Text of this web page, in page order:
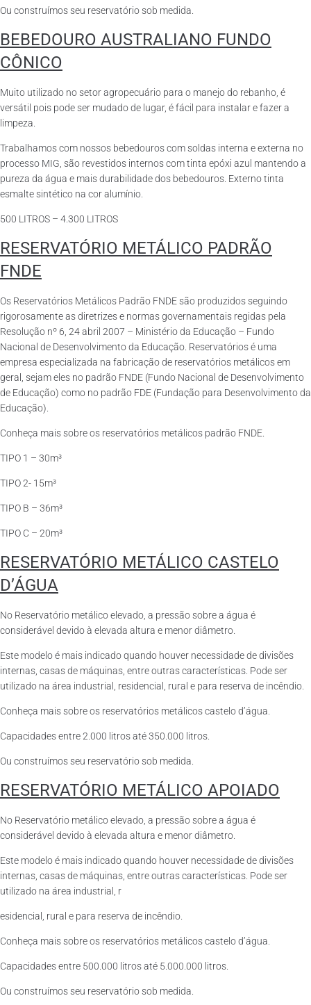
Ou construímos seu reservatório sob medida.
BEBEDOURO AUSTRALIANO FUNDO
CÔNICO
Muito utilizado no setor agropecuário para o manejo do rebanho, é
versátil pois pode ser mudado de lugar, é fácil para instalar e fazer a
limpeza.
Trabalhamos com nossos bebedouros com soldas interna e externa no
processo MIG, são revestidos internos com tinta epóxi azul mantendo a
pureza da água e mais durabilidade dos bebedouros. Externo tinta
esmalte sintético na cor alumínio.
500 LITROS – 4.300 LITROS
RESERVATÓRIO METÁLICO PADRÃO
FNDE
Os Reservatórios Metálicos Padrão FNDE são produzidos seguindo
rigorosamente as diretrizes e normas governamentais regidas pela
Resolução nº 6, 24 abril 2007 – Ministério da Educação – Fundo
Nacional de Desenvolvimento da Educação. Reservatórios é uma
empresa especializada na fabricação de reservatórios metálicos em
geral, sejam eles no padrão FNDE (Fundo Nacional de Desenvolvimento
de Educação) como no padrão FDE (Fundação para Desenvolvimento da
Educação).
Conheça mais sobre os reservatórios metálicos padrão FNDE.
TIPO 1 – 30m³
TIPO 2- 15m³
TIPO B – 36m³
TIPO C – 20m³
RESERVATÓRIO METÁLICO CASTELO
D’ÁGUA
No Reservatório metálico elevado, a pressão sobre a água é
considerável devido à elevada altura e menor diâmetro.
Este modelo é mais indicado quando houver necessidade de divisões
internas, casas de máquinas, entre outras características. Pode ser
utilizado na área industrial, residencial, rural e para reserva de incêndio.
Conheça mais sobre os reservatórios metálicos castelo d’água.
Capacidades entre 2.000 litros até 350.000 litros.
Ou construímos seu reservatório sob medida.
RESERVATÓRIO METÁLICO APOIADO
No Reservatório metálico elevado, a pressão sobre a água é
considerável devido à elevada altura e menor diâmetro.
Este modelo é mais indicado quando houver necessidade de divisões
internas, casas de máquinas, entre outras características. Pode ser
utilizado na área industrial, r
esidencial, rural e para reserva de incêndio.
Conheça mais sobre os reservatórios metálicos castelo d’água.
Capacidades entre 500.000 litros até 5.000.000 litros.
Ou construímos seu reservatório sob medida.